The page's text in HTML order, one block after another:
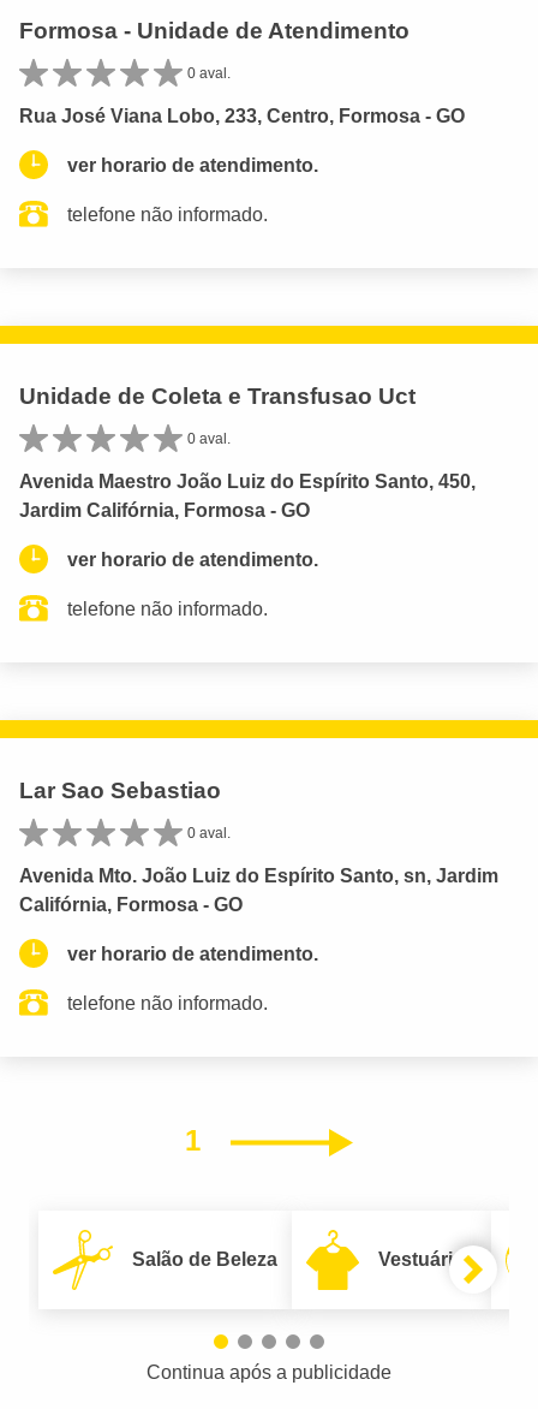
Formosa - Unidade de Atendimento
0 aval.
Rua José Viana Lobo, 233, Centro, Formosa - GO
ver horario de atendimento.
telefone não informado.
Unidade de Coleta e Transfusao Uct
0 aval.
Avenida Maestro João Luiz do Espírito Santo, 450,
Jardim Califórnia, Formosa - GO
ver horario de atendimento.
telefone não informado.
Lar Sao Sebastiao
0 aval.
Avenida Mto. João Luiz do Espírito Santo, sn, Jardim
Califórnia, Formosa - GO
ver horario de atendimento.
telefone não informado.
1 Próximo
Salão de Beleza Vestuário
Continua após a publicidade